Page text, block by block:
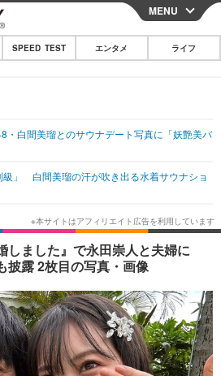
CLOSE
その他
韓国・芸能
スポーツ
その他
グルメ
ショッピング
MENU
SPEED TEST エンタメ ライフ
・白間美瑠とのサウナデート写真に「妖艶美バ
級」 白間美瑠の汗が吹き出る水着サウナショ
しました』で永田崇人と夫婦に
披露 2枚目の写真・画像